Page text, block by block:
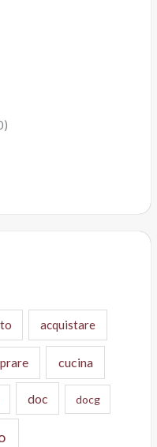
acquistare
cucina
doc docg